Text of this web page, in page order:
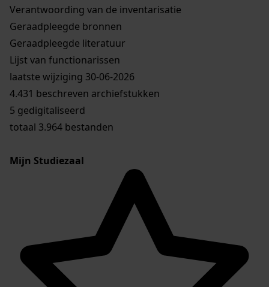
Verantwoording van de inventarisatie
Geraadpleegde bronnen
Geraadpleegde literatuur
Lijst van functionarissen
laatste wijziging 30-06-2026
4.431 beschreven archiefstukken
5 gedigitaliseerd
totaal 3.964 bestanden
Mijn Studiezaal